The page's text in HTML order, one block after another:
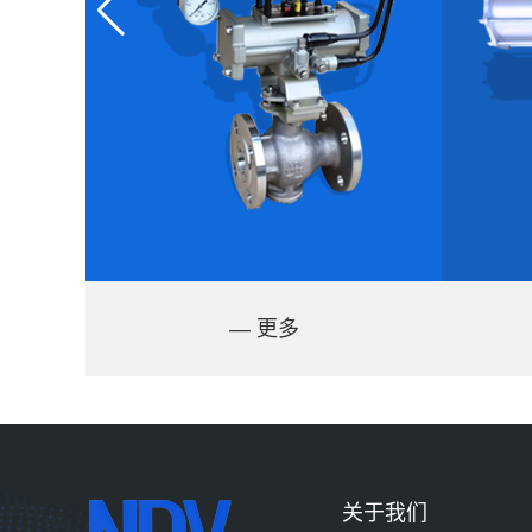
— 更多
关于我们